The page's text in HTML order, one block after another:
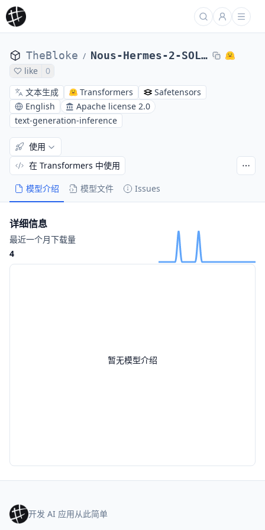
TheBloke / Nous-Hermes-2-SOLAR-10.7B-AWQ
like
0
文本生成
Transformers
Safetensors
English
Apache license 2.0
text-generation-inference
模型介绍 模型文件 Issues
使用
在 Transformers 中使用
暂无模型介绍
详细信息
最近一个月下载量
4
开发 AI 应用从此简单